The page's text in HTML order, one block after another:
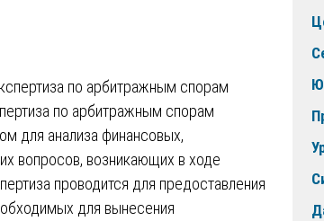
по арбитражным спорам
для анализа финансовых,
вопросов, возникающих в ходе
проводится для предоставления
для вынесения